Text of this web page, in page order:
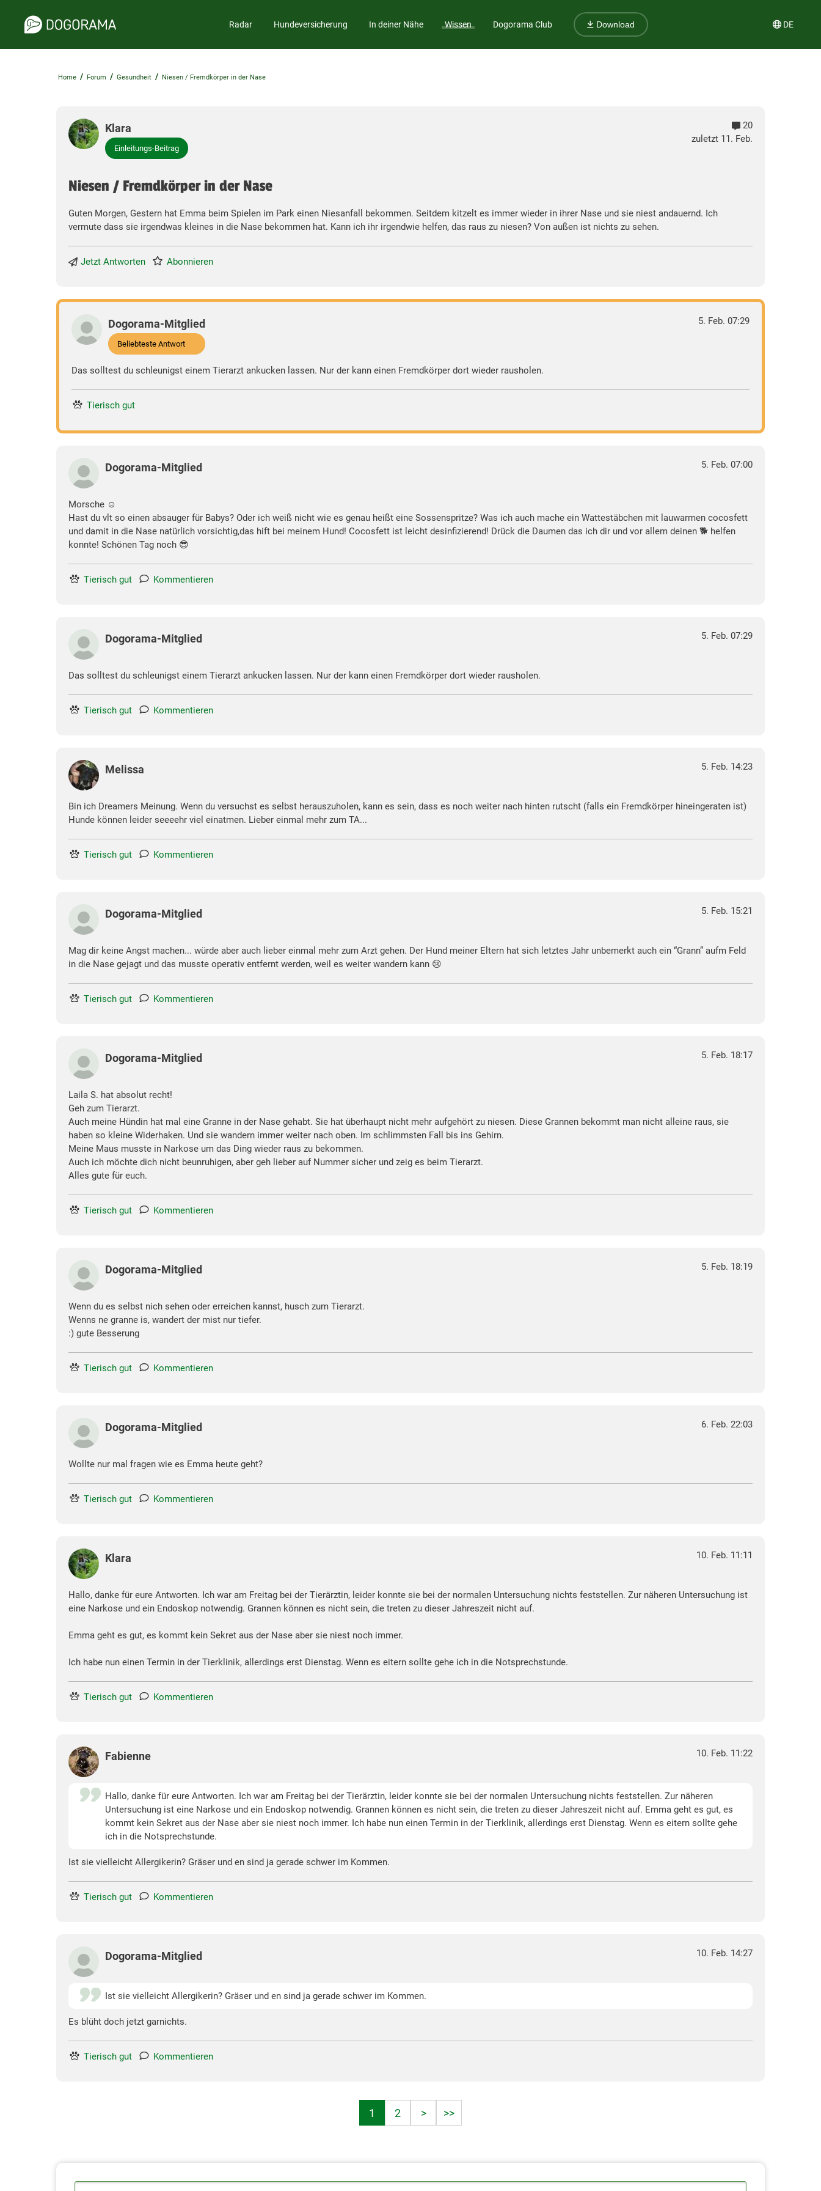
Radar Hundeversicherung In deiner Nähe Wissen Dogorama Club Download DE
Home / Forum / Gesundheit / Niesen / Fremdkörper in der Nase
Klara
Einleitungs-Beitrag
20
zuletzt 11. Feb.
Niesen / Fremdkörper in der Nase
Guten Morgen, Gestern hat Emma beim Spielen im Park einen Niesanfall bekommen. Seitdem kitzelt es immer wieder in ihrer Nase und sie niest andauernd. Ich
vermute dass sie irgendwas kleines in die Nase bekommen hat. Kann ich ihr irgendwie helfen, das raus zu niesen? Von außen ist nichts zu sehen.
Jetzt Antworten Abonnieren
Dogorama-Mitglied
Beliebteste Antwort
5. Feb. 07:29
Das solltest du schleunigst einem Tierarzt ankucken lassen. Nur der kann einen Fremdkörper dort wieder rausholen.
Tierisch gut
Dogorama-Mitglied 5. Feb. 07:00
Morsche ☺️
Hast du vlt so einen absauger für Babys? Oder ich weiß nicht wie es genau heißt eine Sossenspritze? Was ich auch mache ein Wattestäbchen mit lauwarmen cocosfett
und damit in die Nase natürlich vorsichtig,das hift bei meinem Hund! Cocosfett ist leicht desinfizierend! Drück die Daumen das ich dir und vor allem deinen 🐕 helfen
konnte! Schönen Tag noch 😎
Tierisch gut Kommentieren
Dogorama-Mitglied 5. Feb. 07:29
Das solltest du schleunigst einem Tierarzt ankucken lassen. Nur der kann einen Fremdkörper dort wieder rausholen.
Tierisch gut Kommentieren
Melissa 5. Feb. 14:23
Bin ich Dreamers Meinung. Wenn du versuchst es selbst herauszuholen, kann es sein, dass es noch weiter nach hinten rutscht (falls ein Fremdkörper hineingeraten ist)
Hunde können leider seeeehr viel einatmen. Lieber einmal mehr zum TA...
Tierisch gut Kommentieren
Dogorama-Mitglied 5. Feb. 15:21
Mag dir keine Angst machen... würde aber auch lieber einmal mehr zum Arzt gehen. Der Hund meiner Eltern hat sich letztes Jahr unbemerkt auch ein “Grann” aufm Feld
in die Nase gejagt und das musste operativ entfernt werden, weil es weiter wandern kann 😢
Tierisch gut Kommentieren
Dogorama-Mitglied 5. Feb. 18:17
Laila S. hat absolut recht!
Geh zum Tierarzt.
Auch meine Hündin hat mal eine Granne in der Nase gehabt. Sie hat überhaupt nicht mehr aufgehört zu niesen. Diese Grannen bekommt man nicht alleine raus, sie
haben so kleine Widerhaken. Und sie wandern immer weiter nach oben. Im schlimmsten Fall bis ins Gehirn.
Meine Maus musste in Narkose um das Ding wieder raus zu bekommen.
Auch ich möchte dich nicht beunruhigen, aber geh lieber auf Nummer sicher und zeig es beim Tierarzt.
Alles gute für euch.
Tierisch gut Kommentieren
Dogorama-Mitglied 5. Feb. 18:19
Wenn du es selbst nich sehen oder erreichen kannst, husch zum Tierarzt.
Wenns ne granne is, wandert der mist nur tiefer.
:) gute Besserung
Tierisch gut Kommentieren
Dogorama-Mitglied 6. Feb. 22:03
Wollte nur mal fragen wie es Emma heute geht?
Tierisch gut Kommentieren
Klara 10. Feb. 11:11
Hallo, danke für eure Antworten. Ich war am Freitag bei der Tierärztin, leider konnte sie bei der normalen Untersuchung nichts feststellen. Zur näheren Untersuchung ist
eine Narkose und ein Endoskop notwendig. Grannen können es nicht sein, die treten zu dieser Jahreszeit nicht auf.
Emma geht es gut, es kommt kein Sekret aus der Nase aber sie niest noch immer.
Ich habe nun einen Termin in der Tierklinik, allerdings erst Dienstag. Wenn es eitern sollte gehe ich in die Notsprechstunde.
Tierisch gut Kommentieren
Fabienne 10. Feb. 11:22
Hallo, danke für eure Antworten. Ich war am Freitag bei der Tierärztin, leider konnte sie bei der normalen Untersuchung nichts feststellen. Zur näheren
Untersuchung ist eine Narkose und ein Endoskop notwendig. Grannen können es nicht sein, die treten zu dieser Jahreszeit nicht auf. Emma geht es gut, es
kommt kein Sekret aus der Nase aber sie niest noch immer. Ich habe nun einen Termin in der Tierklinik, allerdings erst Dienstag. Wenn es eitern sollte gehe
ich in die Notsprechstunde.
Ist sie vielleicht Allergikerin? Gräser und en sind ja gerade schwer im Kommen.
Tierisch gut Kommentieren
Dogorama-Mitglied 10. Feb. 14:27
Ist sie vielleicht Allergikerin? Gräser und en sind ja gerade schwer im Kommen.
Es blüht doch jetzt garnichts.
Tierisch gut Kommentieren
1 2 > >>